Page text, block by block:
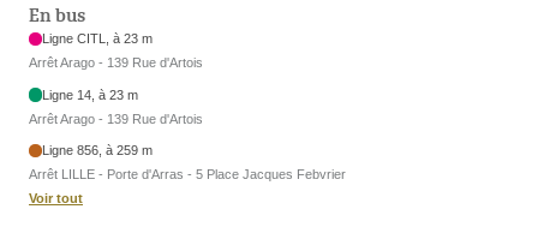
En bus
Ligne CITL, à 23 m
Arrêt Arago - 139 Rue d'Artois
Ligne 14, à 23 m
Arrêt Arago - 139 Rue d'Artois
Ligne 856, à 259 m
Arrêt LILLE - Porte d'Arras - 5 Place Jacques Febvrier
Voir tout